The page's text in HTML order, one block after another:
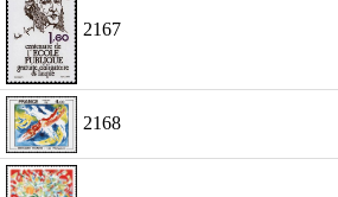
2167
2168